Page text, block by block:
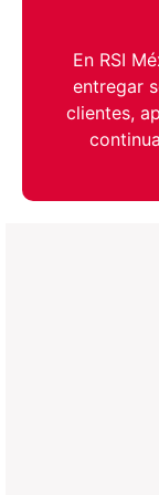
En RSI
entregar
clientes,